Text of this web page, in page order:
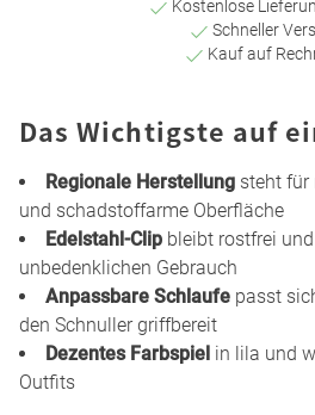
Kostenlose
Schneller
Kauf auf
Das Wichtigste auf
Regionale Herstellung steht für
und schadstoffarme Oberfläche
Edelstahl-Clip bleibt rostfrei
unbedenklichen Gebrauch
Anpassbare Schlaufe passt
den Schnuller griffbereit
Dezentes Farbspiel in lila und
Outfits